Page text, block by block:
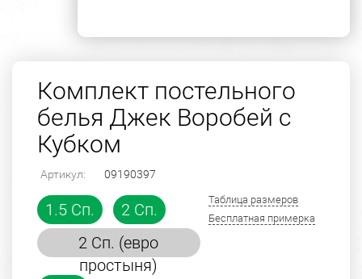
Комплект постельного
белья Джек Воробей с
Кубком
Артикул: 09190397
1.5 Сп.
2 Сп.
2 Сп. (евро
простыня)
Таблица размеров
Бесплатная примерка